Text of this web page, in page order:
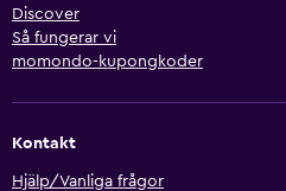
Discover
Så fungerar vi
momondo-kupongkoder
Kontakt
Hjälp/Vanliga frågor